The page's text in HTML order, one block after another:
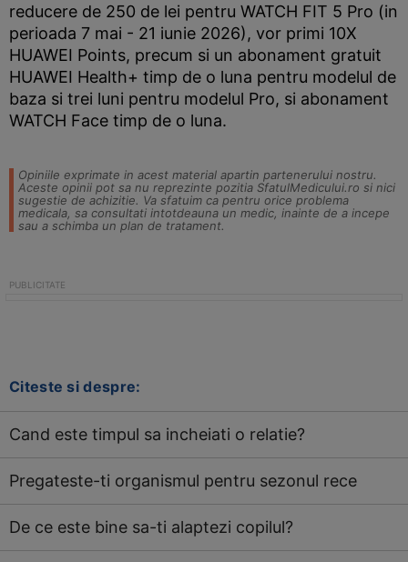
reducere de 250 de lei pentru WATCH FIT 5 Pro (in
perioada 7 mai - 21 iunie 2026), vor primi 10X
HUAWEI Points, precum si un abonament gratuit
HUAWEI Health+ timp de o luna pentru modelul de
baza si trei luni pentru modelul Pro, si abonament
WATCH Face timp de o luna.
Opiniile exprimate in acest material apartin partenerului nostru.
Aceste opinii pot sa nu reprezinte pozitia SfatulMedicului.ro si nici
sugestie de achizitie. Va sfatuim ca pentru orice problema
medicala, sa consultati intotdeauna un medic, inainte de a incepe
sau a schimba un plan de tratament.
Citeste si despre:
Cand este timpul sa incheiati o relatie?
Pregateste-ti organismul pentru sezonul rece
De ce este bine sa-ti alaptezi copilul?